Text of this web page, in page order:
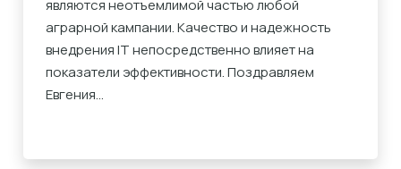
являются неотъемлимой частью любой
аграрной кампании. Качество и надежность
внедрения IT непосредственно влияет на
показатели эффективности. Поздравляем
Евгения...